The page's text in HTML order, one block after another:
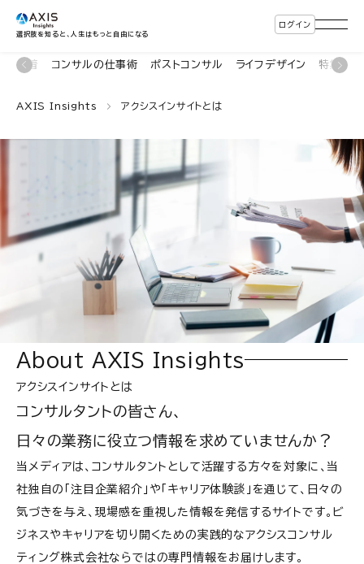
選択肢を知ると、人生はもっと自由になる
ログイン
新着 コンサルの仕事術 ポストコンサル ライフデザイン 特集・連
AXIS Insights アクシスインサイトとは
About AXIS Insights
アクシスインサイトとは
コンサルタントの皆さん、
日々の業務に役立つ情報を求めていませんか？
当メディアは、コンサルタントとして活躍する方々を対象に、当
社独自の「注目企業紹介」や「キャリア体験談」を通じて、日々の
気づきを与え、現場感を重視した情報を発信するサイトです。ビ
ジネスやキャリアを切り開くための実践的なアクシスコンサル
ティング株式会社ならではの専門情報をお届けします。